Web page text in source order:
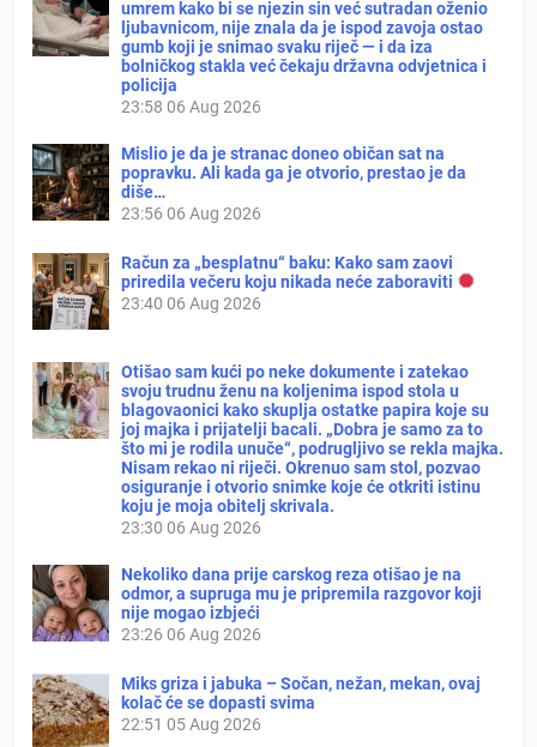
umrem kako bi se njezin sin već sutradan oženio
ljubavnicom, nije znala da je ispod zavoja ostao
gumb koji je snimao svaku riječ — i da iza
bolničkog stakla već čekaju državna odvjetnica i
policija
23:58 06 Aug 2026
Mislio je da je stranac doneo običan sat na
popravku. Ali kada ga je otvorio, prestao je da
diše…
23:56 06 Aug 2026
Račun za „besplatnu“ baku: Kako sam zaovi
priredila večeru koju nikada neće zaboraviti
23:40 06 Aug 2026
Otišao sam kući po neke dokumente i zatekao
svoju trudnu ženu na koljenima ispod stola u
blagovaonici kako skuplja ostatke papira koje su
joj majka i prijatelji bacali. „Dobra je samo za to
što mi je rodila unuče“, podrugljivo se rekla majka.
Nisam rekao ni riječi. Okrenuo sam stol, pozvao
osiguranje i otvorio snimke koje će otkriti istinu
koju je moja obitelj skrivala.
23:30 06 Aug 2026
Nekoliko dana prije carskog reza otišao je na
odmor, a supruga mu je pripremila razgovor koji
nije mogao izbjeći
23:26 06 Aug 2026
Miks griza i jabuka – Sočan, nežan, mekan, ovaj
kolač će se dopasti svima
22:51 05 Aug 2026